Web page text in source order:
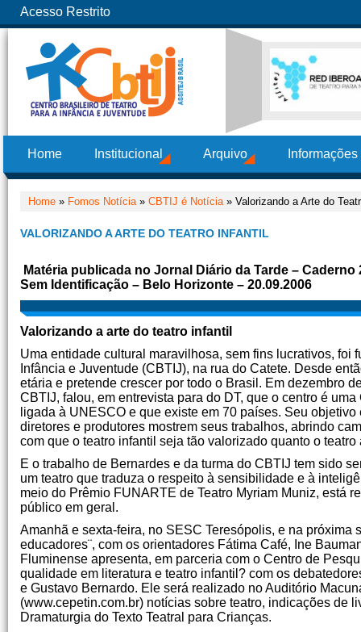
Acesso Restrito
Home Institucional Arquivo
Home » Fomos Notícia» CBTIJ é Notícia» Valorizando a Arte do
VALORIZANDO A ARTE DO TEATRO INFANTIL
Matéria publicada no Jornal Diário da Tarde – Caderno
Sem Identificação – Belo Horizonte – 20.09.2006
Valorizando a arte do teatro infantil
Uma entidade cultural maravilhosa, sem fins lucrativos, foi
Infância e Juventude (CBTIJ), na rua do Catete. Desde
etária e pretende crescer por todo o Brasil. Em dezembro
CBTIJ, falou, em entrevista para do DT, que o centro é
ligada à UNESCO e que existe em 70 países. Seu
diretores e produtores mostrem seus trabalhos, abrindo
com que o teatro infantil seja tão valorizado quanto o teatro
E o trabalho de Bernardes e da turma do CBTIJ tem sido
um teatro que traduza o respeito à sensibilidade e à
meio do Prêmio FUNARTE de Teatro Myriam Muniz, está
público em geral.
Amanhã e sexta-feira, no SESC Teresópolis, e na
educadores¨, com os orientadores Fátima Café, Ine
Fluminense apresenta, em parceria com o Centro de
qualidade em literatura e teatro infantil? com os
e Gustavo Bernardo. Ele será realizado no Auditório
(www.cepetin.com.br) notícias sobre teatro, indicações de
Dramaturgia do Texto Teatral para Crianças.